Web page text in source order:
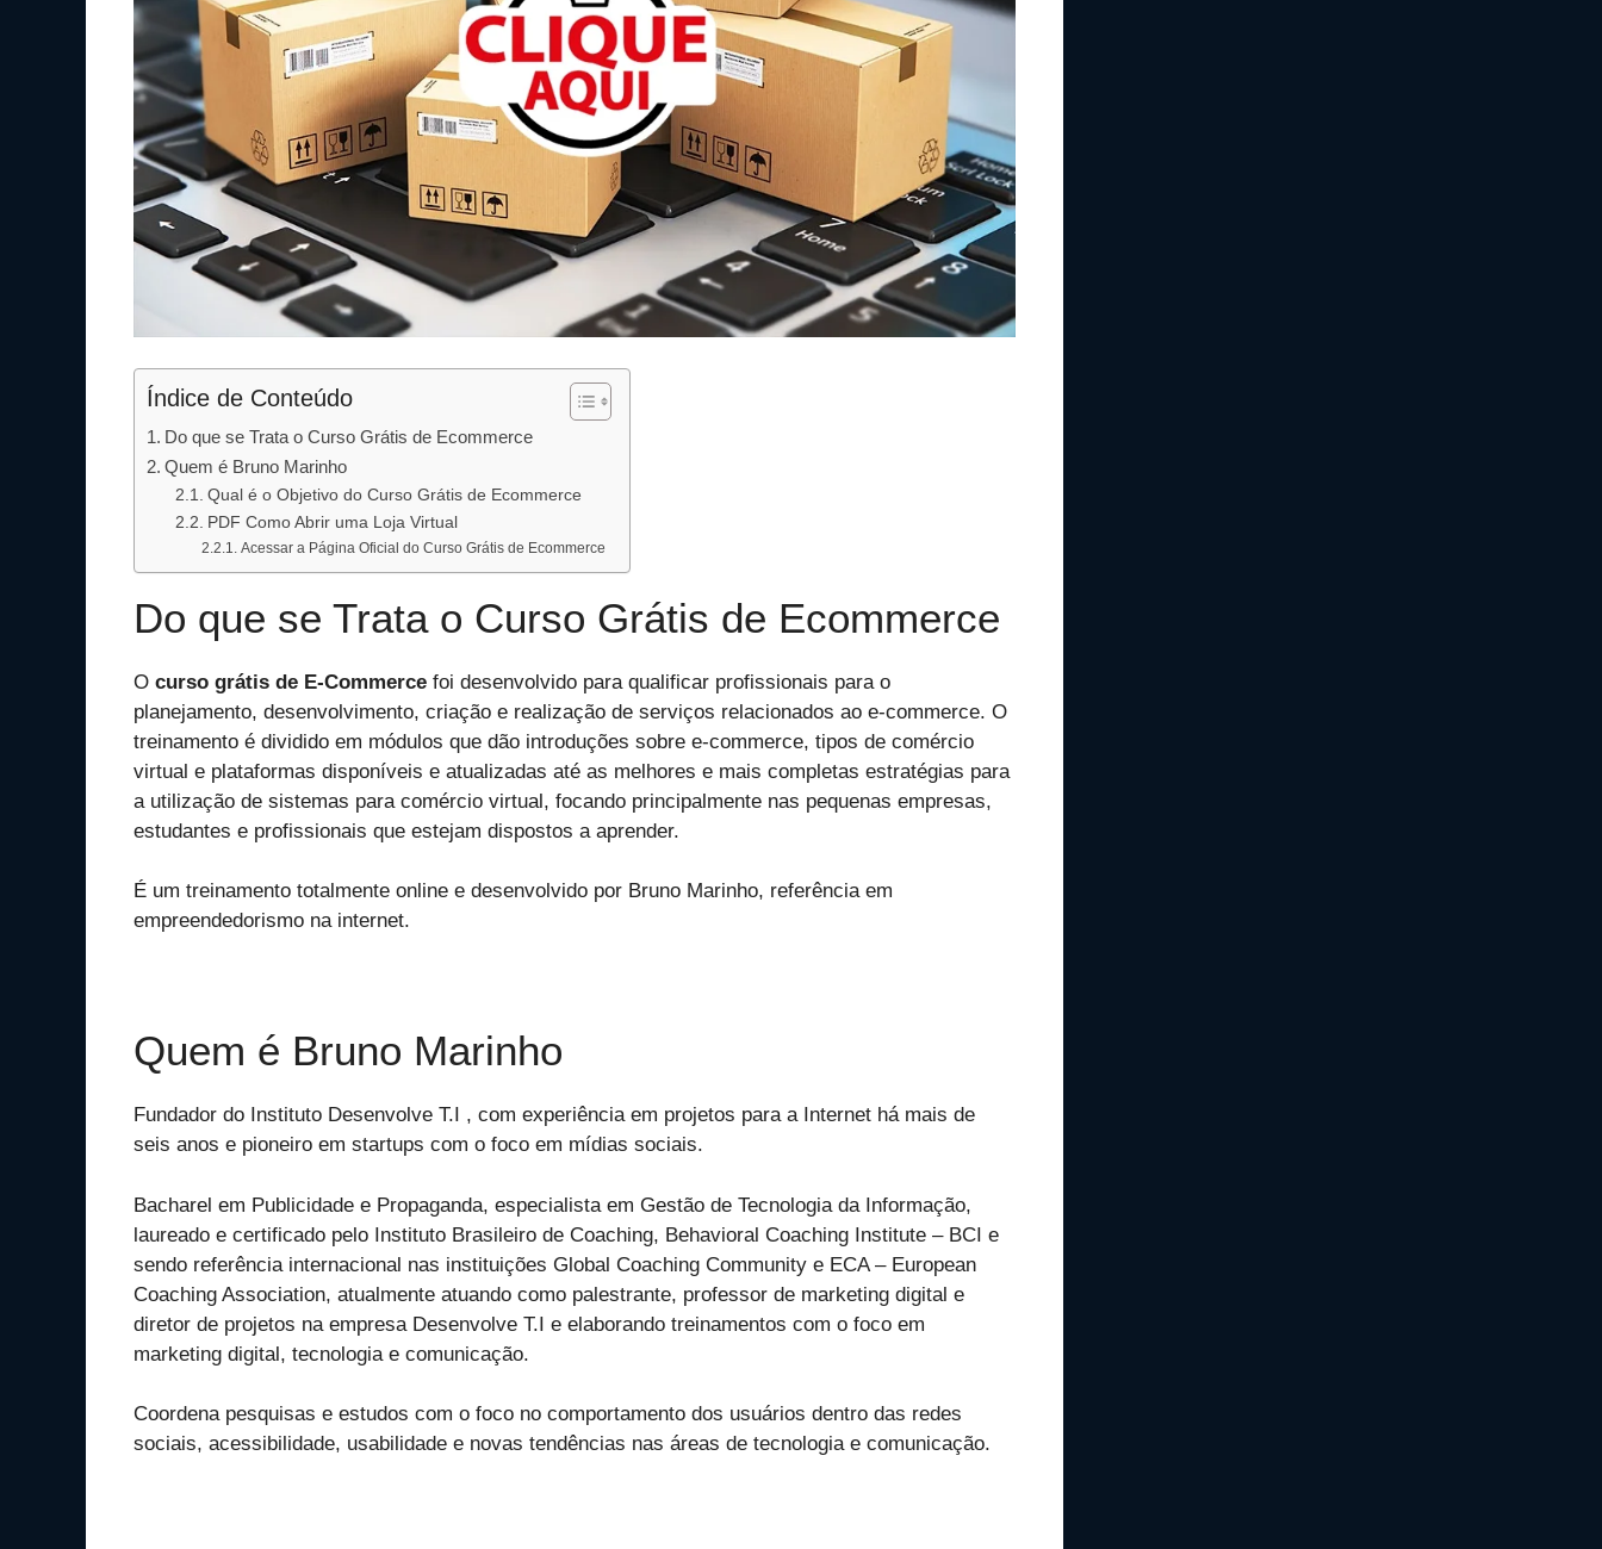
Índice de Conteúdo
Do que se Trata o Curso Grátis de Ecommerce
Quem é Bruno Marinho
Qual é o Objetivo do Curso Grátis de Ecommerce
PDF Como Abrir uma Loja Virtual
Acessar a Página Oficial do Curso Grátis de Ecommerce
Do que se Trata o Curso Grátis de Ecommerce
O curso grátis de E-Commerce foi desenvolvido para qualificar profissionais para o
planejamento, desenvolvimento, criação e realização de serviços relacionados ao e-commerce. O
treinamento é dividido em módulos que dão introduções sobre e-commerce, tipos de comércio
virtual e plataformas disponíveis e atualizadas até as melhores e mais completas estratégias para
a utilização de sistemas para comércio virtual, focando principalmente nas pequenas empresas,
estudantes e profissionais que estejam dispostos a aprender.
É um treinamento totalmente online e desenvolvido por Bruno Marinho, referência em
empreendedorismo na internet.
Quem é Bruno Marinho
Fundador do Instituto Desenvolve T.I , com experiência em projetos para a Internet há mais de
seis anos e pioneiro em startups com o foco em mídias sociais.
Bacharel em Publicidade e Propaganda, especialista em Gestão de Tecnologia da Informação,
laureado e certificado pelo Instituto Brasileiro de Coaching, Behavioral Coaching Institute – BCI e
sendo referência internacional nas instituições Global Coaching Community e ECA – European
Coaching Association, atualmente atuando como palestrante, professor de marketing digital e
diretor de projetos na empresa Desenvolve T.I e elaborando treinamentos com o foco em
marketing digital, tecnologia e comunicação.
Coordena pesquisas e estudos com o foco no comportamento dos usuários dentro das redes
sociais, acessibilidade, usabilidade e novas tendências nas áreas de tecnologia e comunicação.